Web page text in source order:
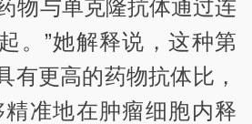
物与单克隆抗体通过连
。”她解释说，这种第
有更高的药物抗体比，
准地在肿瘤细胞内释